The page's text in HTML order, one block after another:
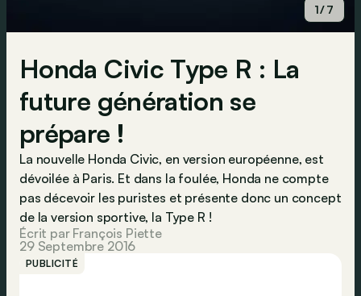
1/7
Honda Civic Type R : La
future génération se
prépare !
La nouvelle Honda Civic, en version européenne, est
dévoilée à Paris. Et dans la foulée, Honda ne compte
pas décevoir les puristes et présente donc un concept
de la version sportive, la Type R !
Écrit par François Piette
29 Septembre 2016
PUBLICITÉ